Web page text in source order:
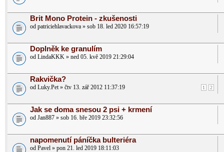
Brit Mono Protein - zkušenosti
od patriciehlavackova » sob 18. led 2020 16:57:19
Doplněk ke granulím
od LindaKKK » ned 05. kvě 2019 21:29:04
Rakvička?
1 2
od Luky.Pet » čtv 13. zář 2012 11:37:19
Jak se doma snesou 2 psi + krmení
od Jan887 » sob 16. bře 2019 23:32:56
napomenutí páníčka bulteriéra
od Pavel » pon 21. led 2019 18:11:03